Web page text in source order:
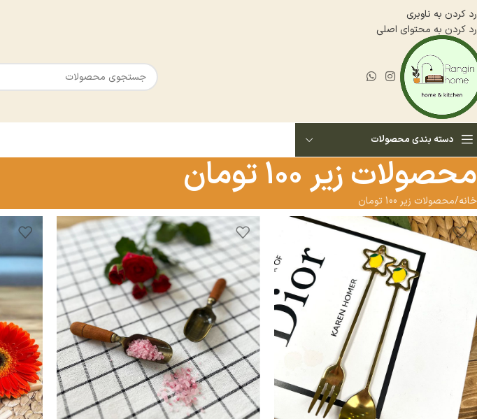
رد کردن به ناوبری
رد کردن به محتوای اصلی
دسته بندی محصولات
محصولات زیر 100 تومان
خانه محصولات زیر 100 تومان